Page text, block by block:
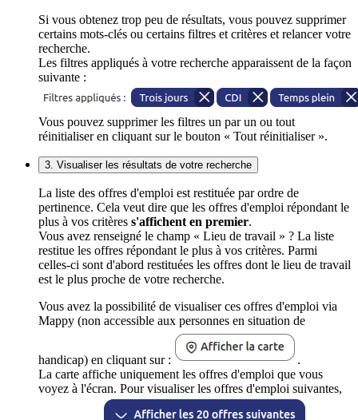
Si vous obtenez trop peu de résultats, vous pouvez supprimer
certains mots-clés ou certains filtres et critères et relancer votre
recherche.
Les filtres appliqués à votre recherche apparaissent de la façon
suivante :
Vous pouvez supprimer les filtres un par un ou tout
réinitialiser en cliquant sur le bouton « Tout réinitialiser ».
3. Visualiser les résultats de votre recherche
La liste des offres d'emploi est restituée par ordre de
pertinence. Cela veut dire que les offres d'emploi répondant le
plus à vos critères s'affichent en premier.
Vous avez renseigné le champ « Lieu de travail » ? La liste
restitue les offres répondant le plus à vos critères. Parmi
celles-ci sont d'abord restituées les offres dont le lieu de travail
est le plus proche de votre recherche.
Vous avez la possibilité de visualiser ces offres d'emploi via
Mappy (non accessible aux personnes en situation de
handicap) en cliquant sur :
.
La carte affiche uniquement les offres d'emploi que vous
voyez à l'écran. Pour visualiser les offres d'emploi suivantes,